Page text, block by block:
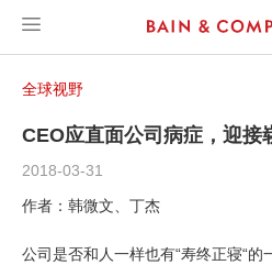
全球视野
CEO应直面公司病症，迎接
2018-03-31
作者：韩微文、丁杰
公司是否和人一样也有“寿终正寝“